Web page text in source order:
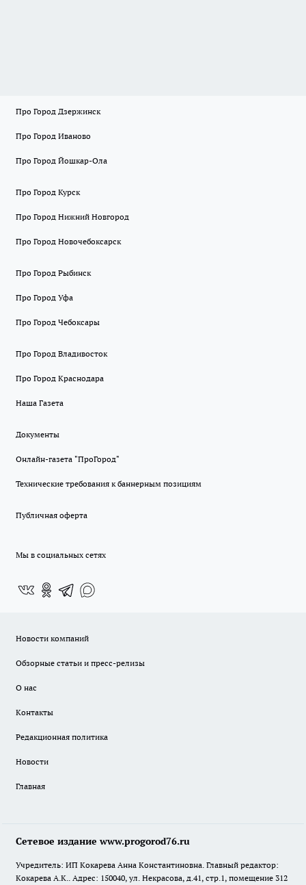
Про Город Дзержинск
Про Город Иваново
Про Город Йошкар-Ола
Про Город Курск
Про Город Нижний Новгород
Про Город Новочебоксарск
Про Город Рыбинск
Про Город Уфа
Про Город Чебоксары
Про Город Владивосток
Про Город Краснодара
Наша Газета
Документы
Онлайн-газета "ПроГород"
Технические требования к баннерным позициям
Публичная оферта
Мы в социальных сетях
Новости компаний
Обзорные статьи и пресс-релизы
О нас
Контакты
Редакционная политика
Новости
Главная
Сетевое издание www.progorod76.ru
Учредитель: ИП Кокарева Анна Константиновна. Главный редактор:
Кокарева А.К.. Адрес: 150040, ул. Некрасова, д.41, стр.1, помещение 312